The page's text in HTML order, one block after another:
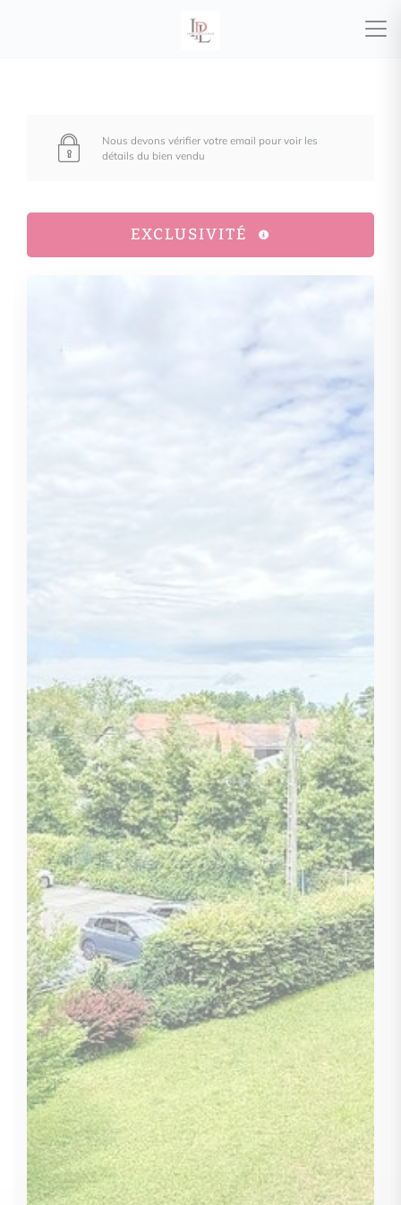
Nous devons vérifier votre email pour voir les
détails du bien vendu
EXCLUSIVITÉ